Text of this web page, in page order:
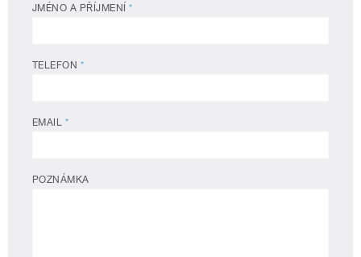
JMÉNO A PŘÍJMENÍ*
TELEFON *
EMAIL *
POZNÁMKA